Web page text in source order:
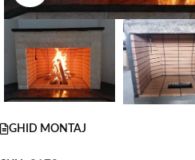
GHID MONTAJ